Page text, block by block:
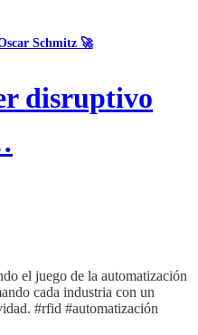
Schmitz 🚀
disruptivo
el juego de la automatización
cada industria con un
#rfid #automatización